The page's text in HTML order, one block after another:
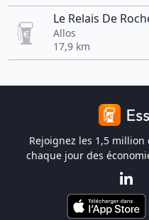
Le Relais De
Allos
17,9 km
Rejoignez les 1,5
chaque jour des